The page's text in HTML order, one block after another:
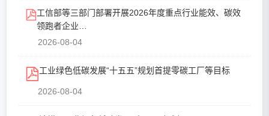
工信部等三部门部署开展2026年度重点行业能效、碳效
领跑者企业…
2026-08-04
工业绿色低碳发展“十五五”规划首提零碳工厂等目标
2026-08-04